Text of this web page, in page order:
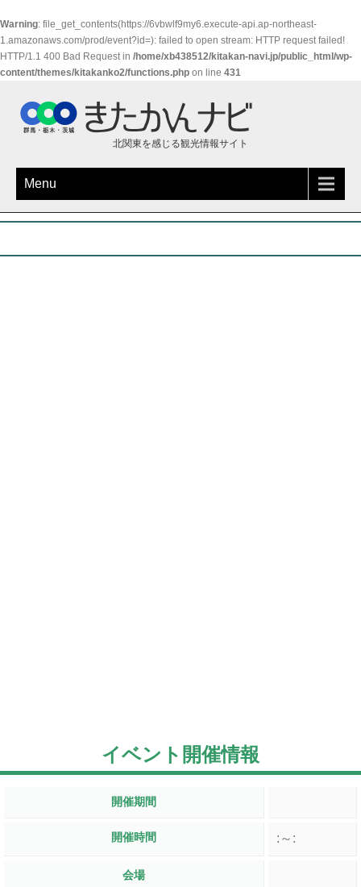
Warning: file_get_contents(https://6vbwlf9my6.execute-api.ap-northeast-
1.amazonaws.com/prod/event?id=): failed to open stream: HTTP request failed!
HTTP/1.1 400 Bad Request in /home/xb438512/kitakan-navi.jp/public_html/wp-
content/themes/kitakanko2/functions.php on line 431
北関東を感じる観光情報サイト
Menu
イベント開催情報
開催期間
開催時間 :～:
会場